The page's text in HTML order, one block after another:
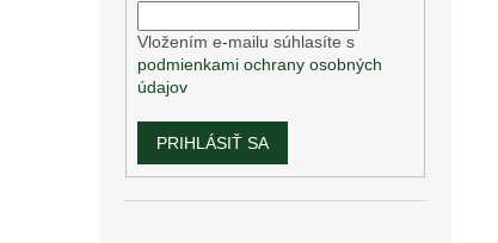
Vložením e-mailu súhlasíte s
podmienkami ochrany osobných
údajov
PRIHLÁSIŤ SA